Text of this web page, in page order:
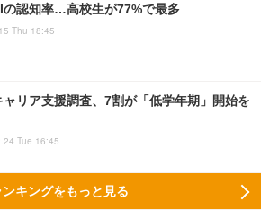
の認知率…高校生が77%で最多
Thu 18:45
ャリア支援調査、7割が「低学年期」開始を
Tue 16:45
ンキングをもっと見る